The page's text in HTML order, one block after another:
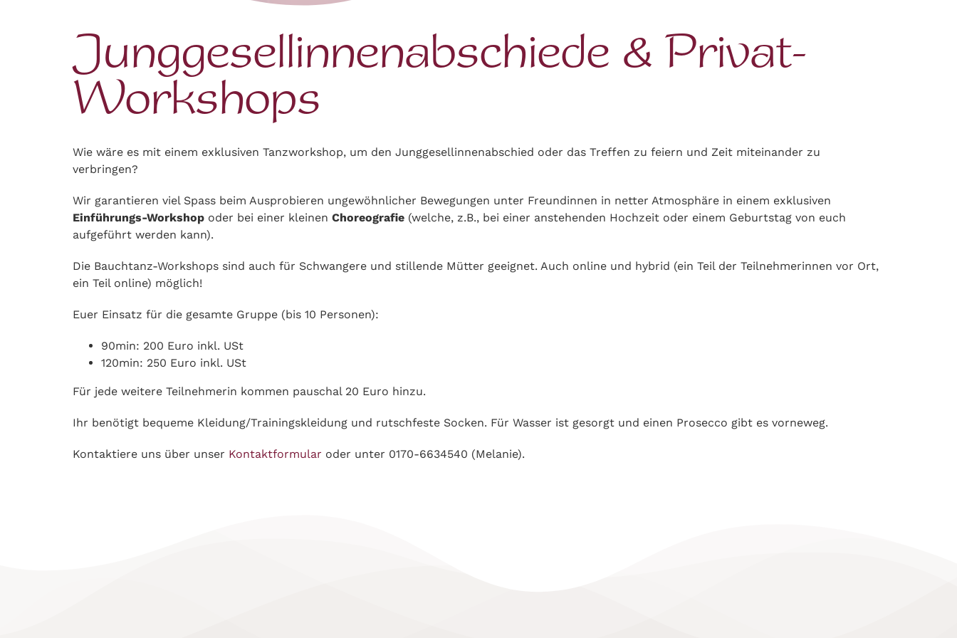
Junggesellinnenabschiede & Privat-
Workshops
Wie wäre es mit einem exklusiven Tanzworkshop, um den Junggesellinnenabschied oder das Treffen zu feiern und Zeit miteinander zu
verbringen?
Wir garantieren viel Spass beim Ausprobieren ungewöhnlicher Bewegungen unter Freundinnen in netter Atmosphäre in einem exklusiven
Einführungs-Workshop oder bei einer kleinen Choreografie (welche, z.B., bei einer anstehenden Hochzeit oder einem Geburtstag von euch
aufgeführt werden kann).
Die Bauchtanz-Workshops sind auch für Schwangere und stillende Mütter geeignet. Auch online und hybrid (ein Teil der Teilnehmerinnen vor Ort,
ein Teil online) möglich!
Euer Einsatz für die gesamte Gruppe (bis 10 Personen):
90min: 200 Euro inkl. USt
120min: 250 Euro inkl. USt
Für jede weitere Teilnehmerin kommen pauschal 20 Euro hinzu.
Ihr benötigt bequeme Kleidung/Trainingskleidung und rutschfeste Socken. Für Wasser ist gesorgt und einen Prosecco gibt es vorneweg.
Kontaktiere uns über unser Kontaktformular oder unter 0170-6634540 (Melanie).